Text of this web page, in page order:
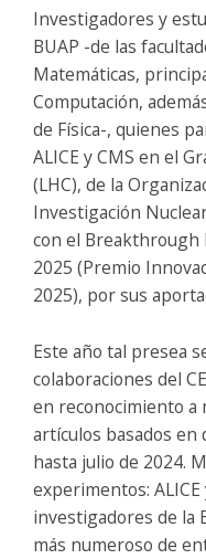
Investigadores y
BUAP -de las
Matemáticas,
Computación,
de Física-, quienes
ALICE y CMS en el
(LHC), de la
Investigación
con el Breakthrough
2025 (Premio
2025), por sus
Este año tal presea
colaboraciones del
en reconocimiento a
artículos basados en
hasta julio de 2024.
experimentos: ALICE
investigadores de la
más numeroso de